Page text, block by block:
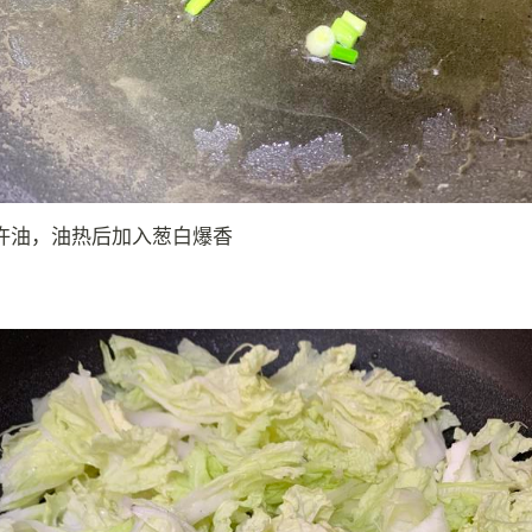
油，油热后加入葱白爆香